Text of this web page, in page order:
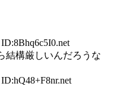
結構厳しいんだろうな